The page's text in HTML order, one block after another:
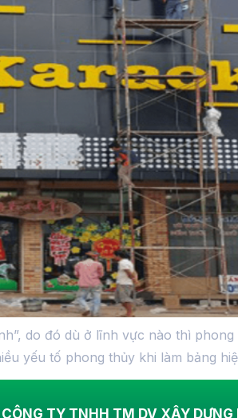
do đó dù ở lĩnh vực nào thì
yếu tố phong thủy khi làm bảng
CÔNG TY TNHH TM DV XÂY